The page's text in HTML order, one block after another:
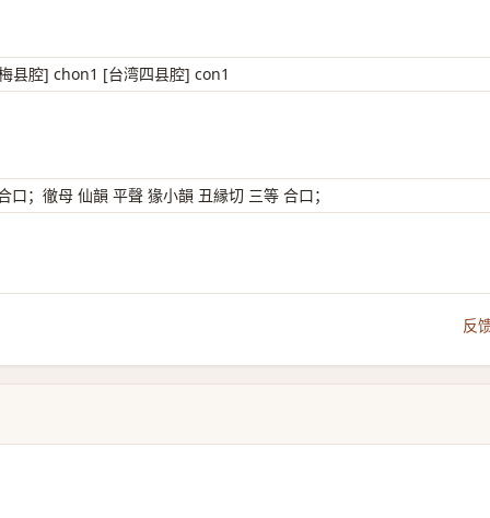
县腔] chon1 [台湾四县腔] con1
；徹母 仙韻 平聲 猭小韻 丑縁切 三等 合口；
反